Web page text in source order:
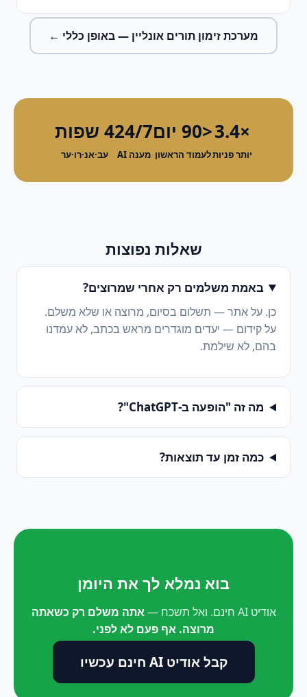
מערכת זימון תורים אונליין — באופן כללי ←
×3.4
יותר פניות
<90 יום
לעמוד הראשון
24/7
מענה AI
4 שפות
עב·אנ·רו·ער
שאלות נפוצות
באמת משלמים רק אחרי שמרוצים?
כן. על אתר — תשלום בסיום, מרוצה או שלא משלם.
על קידום — יעדים מוגדרים מראש בכתב, לא עמדנו
בהם, לא שילמת.
מה זה "הופעה ב-ChatGPT"?
כמה זמן עד תוצאות?
בוא נמלא לך את היומן
אודיט AI חינם. ואל תשכח —
אתה משלם רק כשאתה
מרוצה. אף פעם לא לפני.
קבל אודיט AI חינם עכשיו